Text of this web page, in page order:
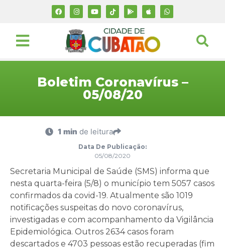
Boletim Coronavírus –
05/08/20
1 min de leitura
Data De Publicação:
05/08/2020
Secretaria Municipal de Saúde (SMS) informa que
nesta quarta-feira (5/8) o município tem 5057 casos
confirmados da covid-19. Atualmente são 1019
notificações suspeitas do novo coronavírus,
investigadas e com acompanhamento da Vigilância
Epidemiológica. Outros 2634 casos foram
descartados e 4703 pessoas estão recuperadas (fim